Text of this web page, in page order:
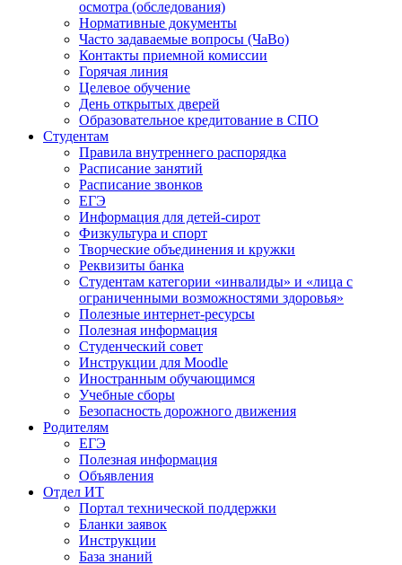
осмотра (обследования)
Нормативные документы
Часто задаваемые вопросы (ЧаВо)
Контакты приемной комиссии
Горячая линия
Целевое обучение
День открытых дверей
Образовательное кредитование в СПО
Студентам
Правила внутреннего распорядка
Расписание занятий
Расписание звонков
ЕГЭ
Информация для детей-сирот
Физкультура и спорт
Творческие объединения и кружки
Реквизиты банка
Студентам категории «инвалиды» и «лица с
ограниченными возможностями здоровья»
Полезные интернет-ресурсы
Полезная информация
Студенческий совет
Инструкции для Moodle
Иностранным обучающимся
Учебные сборы
Безопасность дорожного движения
Родителям
ЕГЭ
Полезная информация
Объявления
Отдел ИТ
Портал технической поддержки
Бланки заявок
Инструкции
База знаний